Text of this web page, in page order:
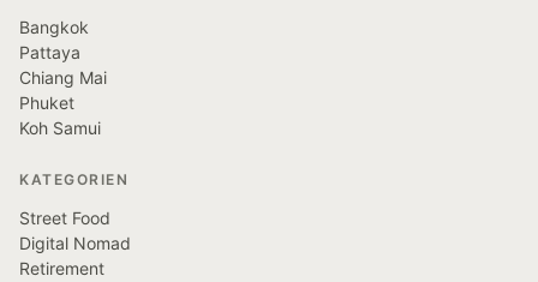
Bangkok
Pattaya
Chiang Mai
Phuket
Koh Samui
KATEGORIEN
Street Food
Digital Nomad
Retirement